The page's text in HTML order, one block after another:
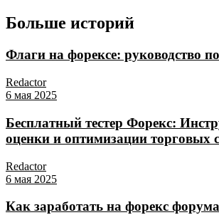
Больше историй
Флаги на форексе: руководство
Redactor
6 мая 2025
Бесплатный тестер Форекс:
оценки и оптимизации торговых
Redactor
6 мая 2025
Как заработать на форекс